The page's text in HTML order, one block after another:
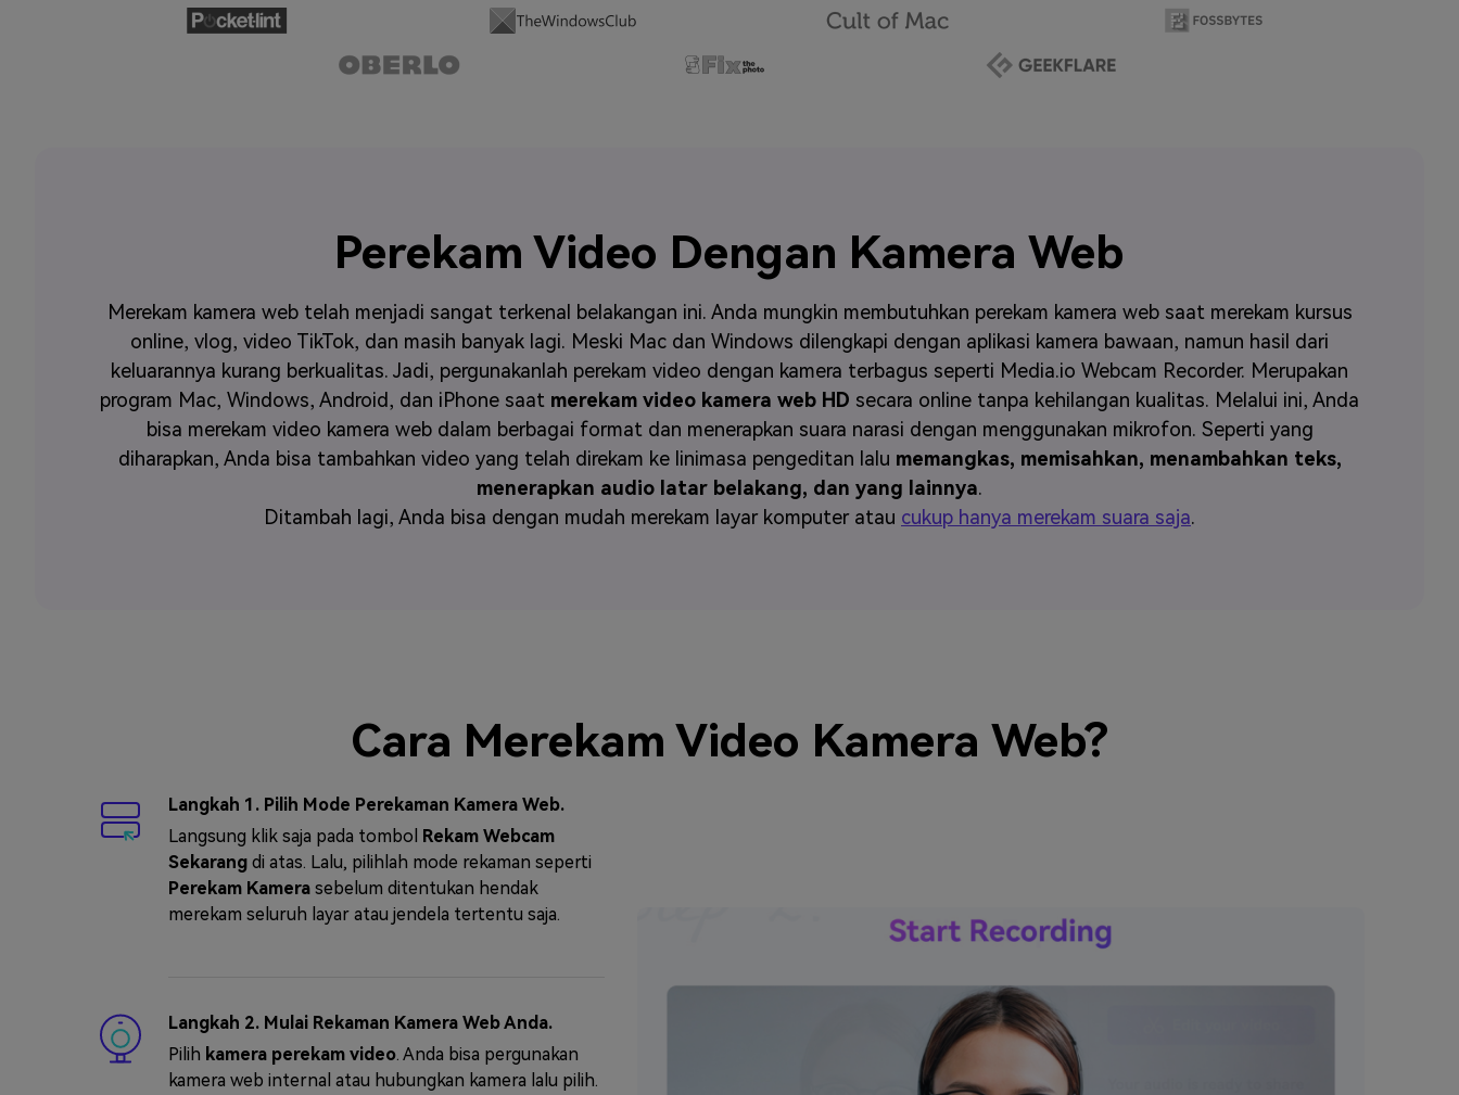
Perekam Video Dengan Kamera Web
Merekam kamera web telah menjadi sangat terkenal belakangan ini. Anda mungkin membutuhkan perekam kamera web saat merekam kursus
online, vlog, video TikTok, dan masih banyak lagi. Meski Mac dan Windows dilengkapi dengan aplikasi kamera bawaan, namun hasil dari
keluarannya kurang berkualitas. Jadi, pergunakanlah perekam video dengan kamera terbagus seperti Media.io Webcam Recorder. Merupakan
program Mac, Windows, Android, dan iPhone saat merekam video kamera web HD secara online tanpa kehilangan kualitas. Melalui ini, Anda
bisa merekam video kamera web dalam berbagai format dan menerapkan suara narasi dengan menggunakan mikrofon. Seperti yang
diharapkan, Anda bisa tambahkan video yang telah direkam ke linimasa pengeditan lalu memangkas, memisahkan, menambahkan teks,
menerapkan audio latar belakang, dan yang lainnya.
Ditambah lagi, Anda bisa dengan mudah merekam layar komputer atau cukup hanya merekam suara saja.
Cara Merekam Video Kamera Web?
Langkah 1. Pilih Mode Perekaman Kamera Web.
Langsung klik saja pada tombol Rekam Webcam
Sekarang di atas. Lalu, pilihlah mode rekaman seperti
Perekam Kamera sebelum ditentukan hendak
merekam seluruh layar atau jendela tertentu saja.
Langkah 2. Mulai Rekaman Kamera Web Anda.
Pilih kamera perekam video. Anda bisa pergunakan
kamera web internal atau hubungkan kamera lalu pilih.